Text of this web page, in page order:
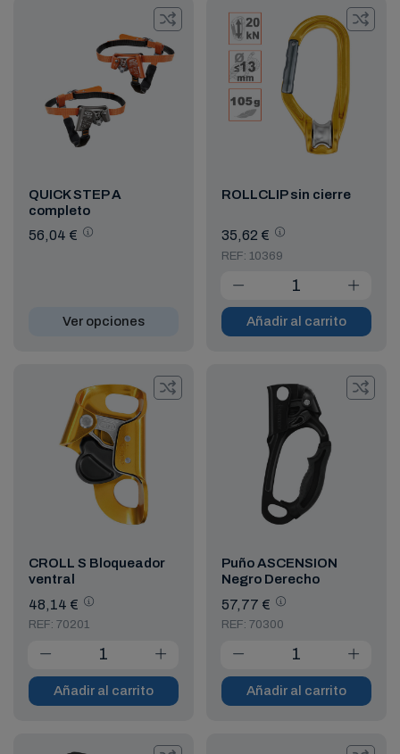
QUICK STEP A
completo
56,04 €
Ver opciones
ROLLCLIP sin cierre
35,62 €
REF: 10369
Añadir al carrito
CROLL S Bloqueador
ventral
48,14 €
REF: 70201
Añadir al carrito
Puño ASCENSION
Negro Derecho
57,77 €
REF: 70300
Añadir al carrito